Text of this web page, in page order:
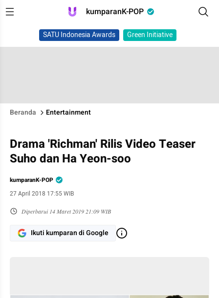
kumparanK-POP
SATU Indonesia Awards Green Initiative
Beranda Entertainment
Drama 'Richman' Rilis Video Teaser
Suho dan Ha Yeon-soo
kumparanK-POP
27 April 2018 17:55 WIB
Diperbarui 14 Maret 2019 21:09 WIB
Ikuti kumparan di Google